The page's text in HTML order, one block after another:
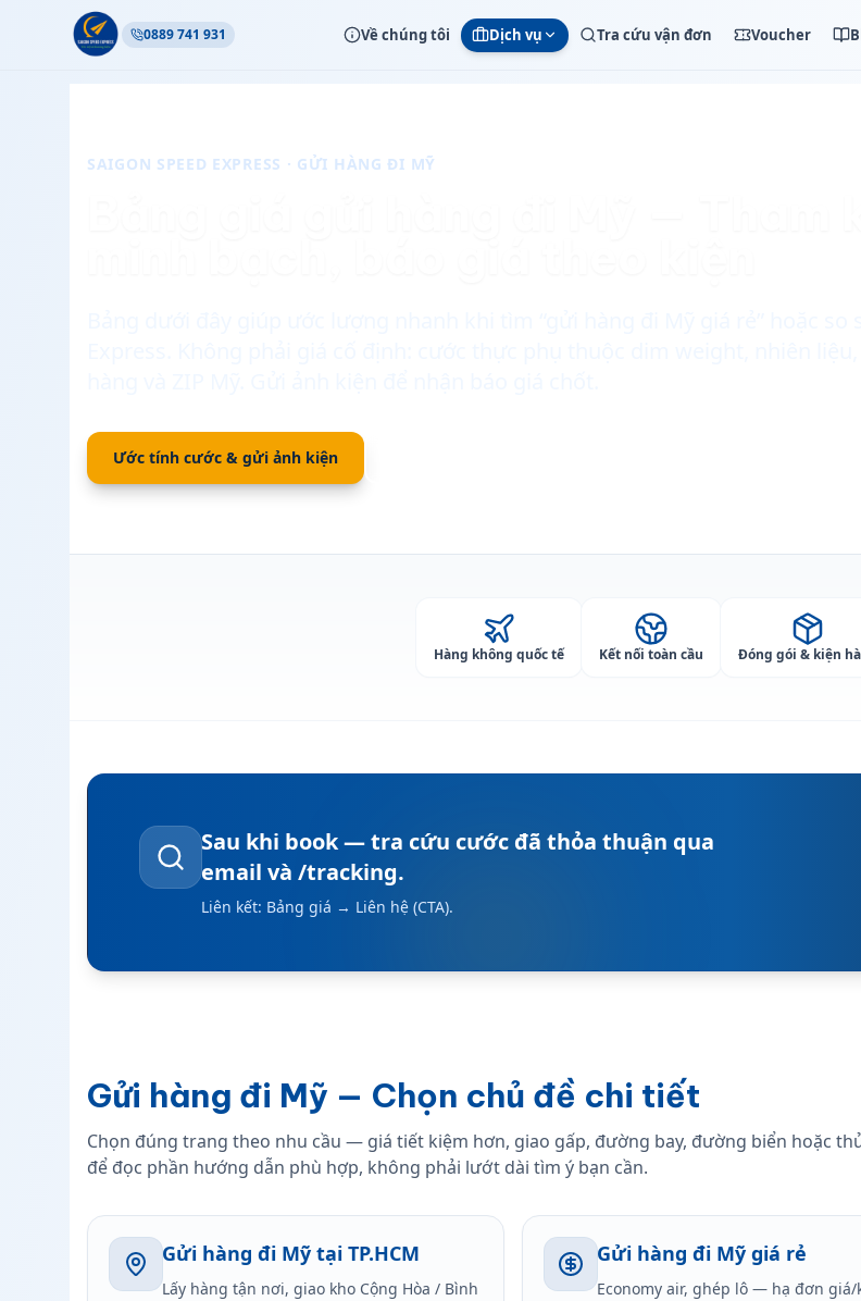
0889 741 931 Về chúng tôi Dịch vụ Tra cứu vận đơn Voucher
SAIGON SPEED EXPRESS · GỬI HÀNG ĐI MỸ
Ước tính cước & gửi ảnh kiện
Hàng không quốc tế Kết nối toàn cầu Đóng gói & kiện
Sau khi book — tra cứu cước đã thỏa thuận qua
email và /tracking.
Liên kết: Bảng giá → Liên hệ (CTA).
Gửi hàng đi Mỹ — Chọn chủ đề chi tiết
Chọn đúng trang theo nhu cầu — giá tiết kiệm hơn, giao gấp, đường bay, đường biển hoặc
để đọc phần hướng dẫn phù hợp, không phải lướt dài tìm ý bạn cần.
Gửi hàng đi Mỹ tại TP.HCM
Lấy hàng tận nơi, giao kho Cộng Hòa / Bình
Gửi hàng đi Mỹ giá rẻ
Economy air, ghép lô — hạ đơn giá/